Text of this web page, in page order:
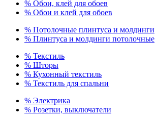
% Обои, клей для обоев
% Обои и клей для обоев
% Потолочные плинтуса и молдинги
% Плинтуса и молдинги потолочные
% Текстиль
% Шторы
% Кухонный текстиль
% Текстиль для спальни
% Электрика
% Розетки, выключатели